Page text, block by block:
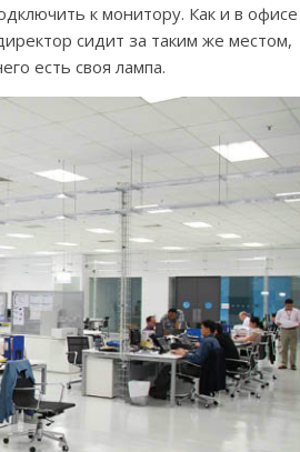
к монитору. Как и в офисе
сидит за таким же местом,
есть своя лампа.